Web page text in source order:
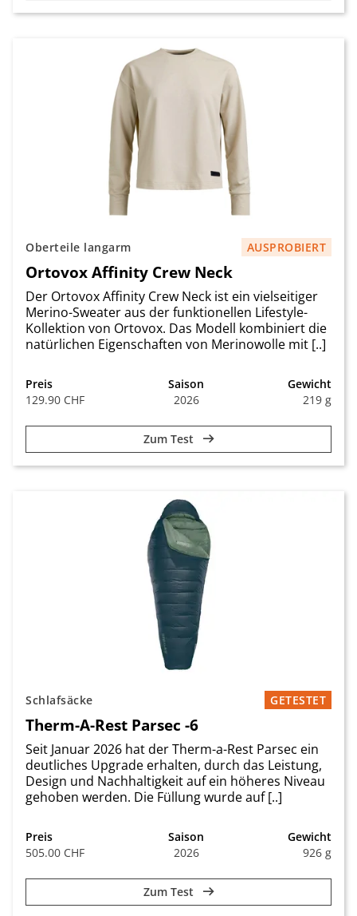
Oberteile langarm AUSPROBIERT
Ortovox Affinity Crew Neck
Der Ortovox Affinity Crew Neck ist ein vielseitiger
Merino-Sweater aus der funktionellen Lifestyle-
Kollektion von Ortovox. Das Modell kombiniert die
natürlichen Eigenschaften von Merinowolle mit [..]
Preis
129.90 CHF
Saison
2026
Gewicht
219 g
Zum Test
Schlafsäcke GETESTET
Therm-A-Rest Parsec -6
Seit Januar 2026 hat der Therm-a-Rest Parsec ein
deutliches Upgrade erhalten, durch das Leistung,
Design und Nachhaltigkeit auf ein höheres Niveau
gehoben werden. Die Füllung wurde auf [..]
Preis
505.00 CHF
Saison
2026
Gewicht
926 g
Zum Test